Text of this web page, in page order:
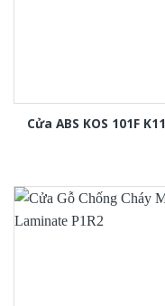
Cửa ABS KOS 101F